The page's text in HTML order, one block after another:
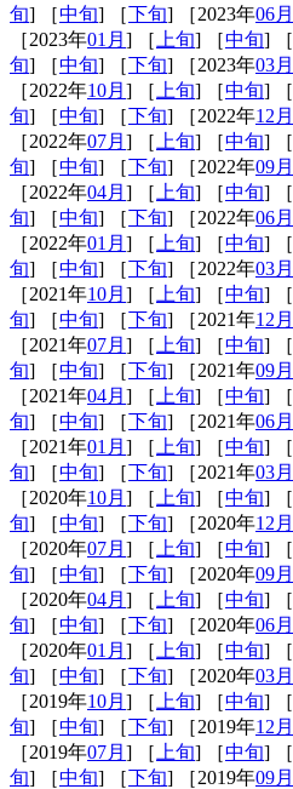
旬] ［中旬] ［下旬] ［2023年06月
［2023年01月 ] ［ 上旬] ［中旬] ［
旬] ［中旬] ［下旬] ［2023年03月
［2022年10月 ] ［ 上旬] ［中旬] ［
旬] ［中旬] ［下旬] ［2022年12月
［2022年07月 ] ［ 上旬] ［中旬] ［
旬] ［中旬] ［下旬] ［2022年09月
［2022年04月 ] ［ 上旬] ［中旬] ［
旬] ［中旬] ［下旬] ［2022年06月
［2022年01月 ] ［ 上旬] ［中旬] ［
旬] ［中旬] ［下旬] ［2022年03月
［2021年10月 ] ［ 上旬] ［中旬] ［
旬] ［中旬] ［下旬] ［2021年12月
［2021年07月 ] ［ 上旬] ［中旬] ［
旬] ［中旬] ［下旬] ［2021年09月
［2021年04月 ] ［ 上旬] ［中旬] ［
旬] ［中旬] ［下旬] ［2021年06月
［2021年01月 ] ［ 上旬] ［中旬] ［
旬] ［中旬] ［下旬] ［2021年03月
［2020年10月 ] ［ 上旬] ［中旬] ［
旬] ［中旬] ［下旬] ［2020年12月
［2020年07月 ] ［ 上旬] ［中旬] ［
旬] ［中旬] ［下旬] ［2020年09月
［2020年04月 ] ［ 上旬] ［中旬] ［
旬] ［中旬] ［下旬] ［2020年06月
［2020年01月 ] ［ 上旬] ［中旬] ［
旬] ［中旬] ［下旬] ［2020年03月
［2019年10月 ] ［ 上旬] ［中旬] ［
旬] ［中旬] ［下旬] ［2019年12月
［2019年07月 ] ［ 上旬] ［中旬] ［
旬] ［中旬] ［下旬] ［2019年09月